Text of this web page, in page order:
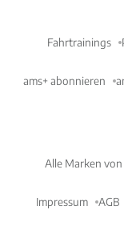
Fahrtrainings
ams+ abonnieren
Alle Marken
Impressum AGB